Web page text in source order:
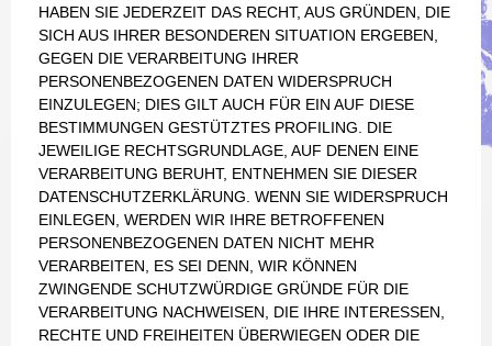
HABEN SIE JEDERZEIT DAS RECHT, AUS GRÜNDEN, DIE
SICH AUS IHRER BESONDEREN SITUATION ERGEBEN,
GEGEN DIE VERARBEITUNG IHRER
PERSONENBEZOGENEN DATEN WIDERSPRUCH
EINZULEGEN; DIES GILT AUCH FÜR EIN AUF DIESE
BESTIMMUNGEN GESTÜTZTES PROFILING. DIE
JEWEILIGE RECHTSGRUNDLAGE, AUF DENEN EINE
VERARBEITUNG BERUHT, ENTNEHMEN SIE DIESER
DATENSCHUTZERKLÄRUNG. WENN SIE WIDERSPRUCH
EINLEGEN, WERDEN WIR IHRE BETROFFENEN
PERSONENBEZOGENEN DATEN NICHT MEHR
VERARBEITEN, ES SEI DENN, WIR KÖNNEN
ZWINGENDE SCHUTZWÜRDIGE GRÜNDE FÜR DIE
VERARBEITUNG NACHWEISEN, DIE IHRE INTERESSEN,
RECHTE UND FREIHEITEN ÜBERWIEGEN ODER DIE